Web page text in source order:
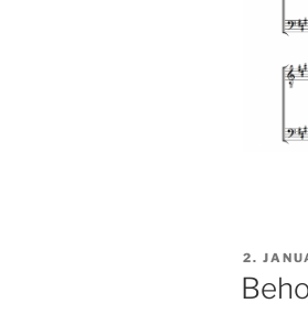
AM
2.